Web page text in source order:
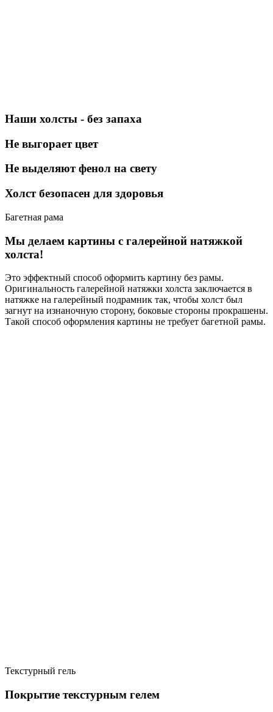
Наши холсты - без запаха
Не выгорает цвет
Не выделяют фенол на свету
Холст безопасен для здоровья
Багетная рама
Мы делаем картины с галерейной натяжкой
холста!
Это эффектный способ оформить картину без рамы.
Оригинальность галерейной натяжки холста заключается в
натяжке на галерейный подрамник так, чтобы холст был
загнут на изнаночную сторону, боковые стороны прокрашены.
Такой способ оформления картины не требует багетной рамы.
Текстурный гель
Покрытие текстурным гелем